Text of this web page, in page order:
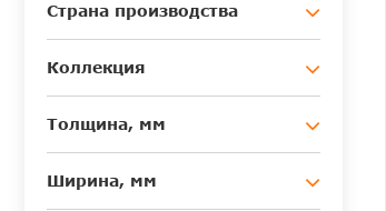
Страна производства
Коллекция
Толщина, мм
Ширина, мм